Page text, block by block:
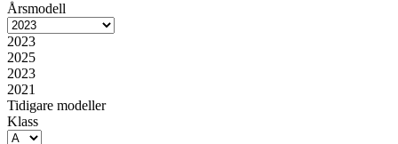
Årsmodell
2023
2025
2023
2021
Tidigare modeller
Klass